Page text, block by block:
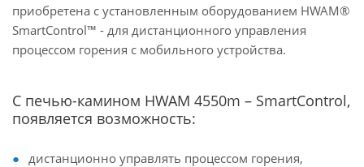
приобретена с установленным оборудованием HWAM®
SmartControl™ - для дистанционного управления
процессом горения с мобильного устройства.
С печью-камином HWAM 4550m – SmartControl,
появляется возможность:
дистанционно управлять процессом горения,